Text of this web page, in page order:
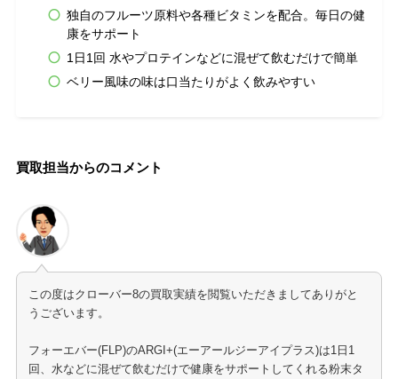
独自のフルーツ原料や各種ビタミンを配合。毎日の健
康をサポート
1日1回 水やプロテインなどに混ぜて飲むだけで簡単
ベリー風味の味は口当たりがよく飲みやすい
買取担当からのコメント
この度はクローバー8の買取実績を閲覧いただきましてありがと
うございます。
フォーエバー(FLP)のARGI+(エーアールジーアイプラス)は1日1
回、水などに混ぜて飲むだけで健康をサポートしてくれる粉末タ